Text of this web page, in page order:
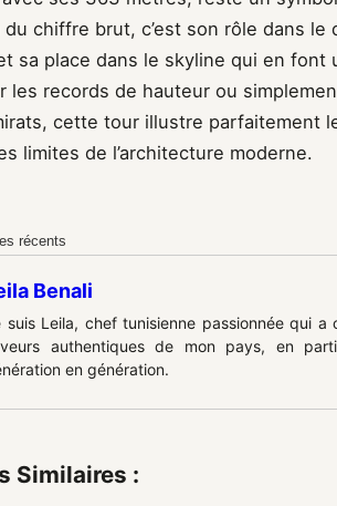
du chiffre brut, c’est son rôle dans
sa place dans le skyline qui en font
les records de hauteur ou
cette tour illustre parfaitement
limites de l’architecture moderne.
récents
Benali
suis Leila, chef tunisienne passionnée qui
authentiques de mon pays, en
en génération.
Similaires :